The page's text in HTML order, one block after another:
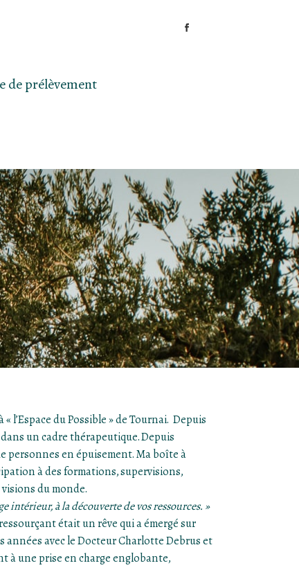
de prélèvement
l’Espace du Possible » de Tournai. Depuis
un cadre thérapeutique. Depuis
personnes en épuisement. Ma boîte à
à des formations, supervisions,
du monde.
intérieur, à la découverte de vos ressources. »
était un rêve qui a émergé sur
années avec le Docteur Charlotte Debrus et
à une prise en charge englobante,